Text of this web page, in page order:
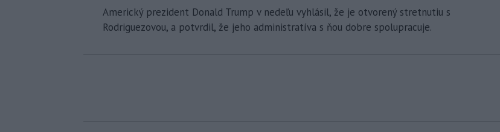
Americký prezident Donald Trump v nedeľu vyhlásil, že je otvorený stretnutiu s
Rodriguezovou, a potvrdil, že jeho administratíva s ňou dobre spolupracuje.